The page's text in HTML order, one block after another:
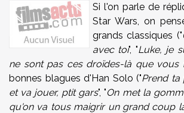
Si l'on parle de
Star Wars, on
grands classiques ("
avec toi", "Luke, je
ne sont pas ces droïdes-là que vous
bonnes blagues d'Han Solo ("Prend ta
et va jouer, ptit gars", "On met la
qu'on va tous maigrir un grand coup